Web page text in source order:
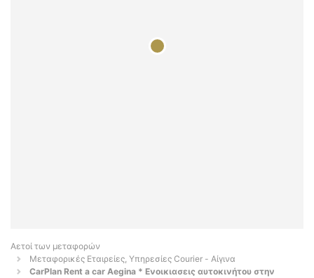
Αετοί των μεταφορών
Μεταφορικές Εταιρείες, Υπηρεσίες Courier - Αίγινα
CarPlan Rent a car Aegina * Ενοικιασεις αυτοκινήτου στην